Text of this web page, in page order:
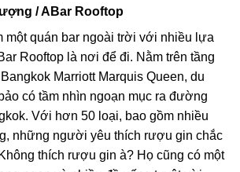
/ ABar Rooftop
một quán bar ngoài trời với nhiều lựa
Rooftop là nơi để đi. Nằm trên tầng
Marriott Marquis Queen, du
có tầm nhìn ngoạn mục ra đường
Với hơn 50 loại, bao gồm nhiều
những người yêu thích rượu gin chắc
thích rượu gin à? Họ cũng có một